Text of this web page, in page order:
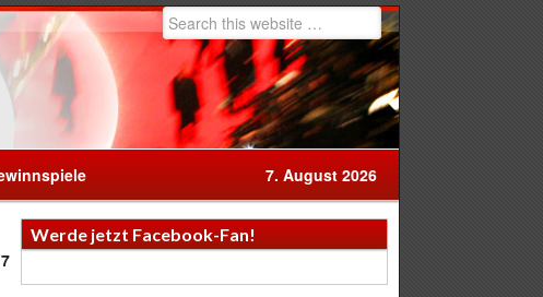
7. August 2026
Werde jetzt Facebook-Fan!